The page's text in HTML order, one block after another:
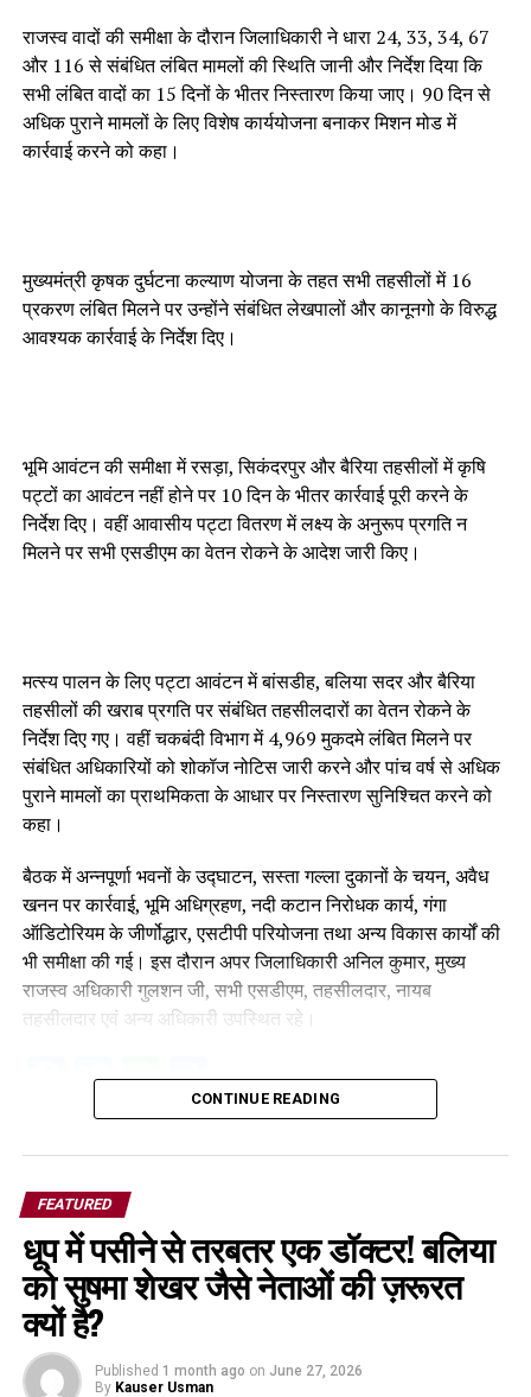
राजस्व वादों की समीक्षा के दौरान जिलाधिकारी ने धारा 24, 33, 34, 67
और 116 से संबंधित लंबित मामलों की स्थिति जानी और निर्देश दिया कि
सभी लंबित वादों का 15 दिनों के भीतर निस्तारण किया जाए। 90 दिन से
अधिक पुराने मामलों के लिए विशेष कार्ययोजना बनाकर मिशन मोड में
कार्रवाई करने को कहा।
मुख्यमंत्री कृषक दुर्घटना कल्याण योजना के तहत सभी तहसीलों में 16
प्रकरण लंबित मिलने पर उन्होंने संबंधित लेखपालों और कानूनगो के विरुद्ध
आवश्यक कार्रवाई के निर्देश दिए।
भूमि आवंटन की समीक्षा में रसड़ा, सिकंदरपुर और बैरिया तहसीलों में कृषि
पट्टों का आवंटन नहीं होने पर 10 दिन के भीतर कार्रवाई पूरी करने के
निर्देश दिए। वहीं आवासीय पट्टा वितरण में लक्ष्य के अनुरूप प्रगति न
मिलने पर सभी एसडीएम का वेतन रोकने के आदेश जारी किए।
मत्स्य पालन के लिए पट्टा आवंटन में बांसडीह, बलिया सदर और बैरिया
तहसीलों की खराब प्रगति पर संबंधित तहसीलदारों का वेतन रोकने के
निर्देश दिए गए। वहीं चकबंदी विभाग में 4,969 मुकदमे लंबित मिलने पर
संबंधित अधिकारियों को शोकॉज नोटिस जारी करने और पांच वर्ष से अधिक
पुराने मामलों का प्राथमिकता के आधार पर निस्तारण सुनिश्चित करने को
कहा।
बैठक में अन्नपूर्णा भवनों के उद्घाटन, सस्ता गल्ला दुकानों के चयन, अवैध
खनन पर कार्रवाई, भूमि अधिग्रहण, नदी कटान निरोधक कार्य, गंगा
ऑडिटोरियम के जीर्णोद्धार, एसटीपी परियोजना तथा अन्य विकास कार्यों की
भी समीक्षा की गई। इस दौरान अपर जिलाधिकारी अनिल कुमार, मुख्य
राजस्व अधिकारी गुलशन जी, सभी एसडीएम, तहसीलदार, नायब
तहसीलदार एवं अन्य अधिकारी उपस्थित रहे।
Facebook
Twitter
WhatsApp
Share
CONTINUE READING
FEATURED
धूप में पसीने से तरबतर एक डॉक्टर! बलिया
को सुषमा शेखर जैसे नेताओं की ज़रूरत
क्यों है?
Published 1 month ago on June 27, 2026
By Kauser Usman